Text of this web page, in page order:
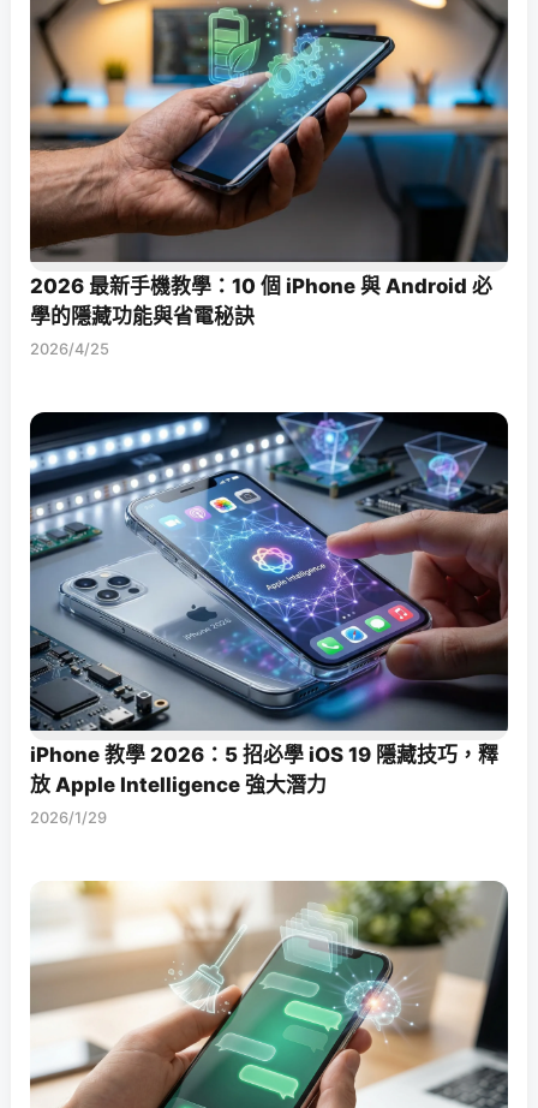
2026 最新手機教學：10 個 iPhone 與 Android 必
學的隱藏功能與省電秘訣
2026/4/25
iPhone 教學 2026：5 招必學 iOS 19 隱藏技巧，釋
放 Apple Intelligence 強大潛力
2026/1/29